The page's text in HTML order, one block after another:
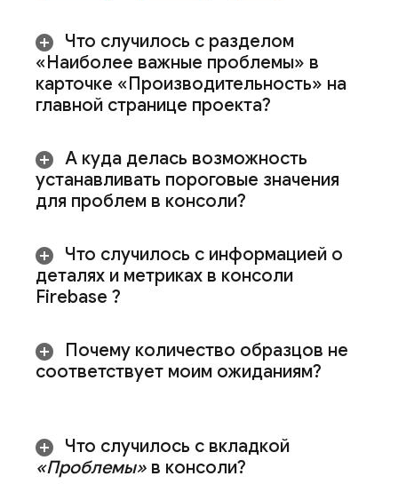
Что случилось с разделом
«Наиболее важные проблемы» в
карточке «Производительность» на
главной странице проекта?
А куда делась возможность
устанавливать пороговые значения
для проблем в консоли?
Что случилось с информацией о
деталях и метриках в консоли
Firebase ?
Почему количество образцов не
соответствует моим ожиданиям?
Что случилось с вкладкой
«Проблемы» в консоли?